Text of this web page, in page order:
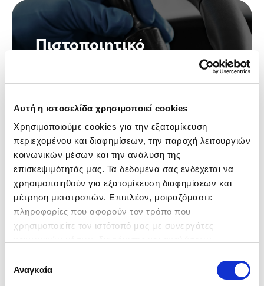
Αυτή η ιστοσελίδα χρησιμοποιεί cookies
Χρησιμοποιούμε cookies για την εξατομίκευση
περιεχομένου και διαφημίσεων, την παροχή λειτουργιών
κοινωνικών μέσων και την ανάλυση της
επισκεψιμότητάς μας. Τα δεδομένα σας ενδέχεται να
χρησιμοποιηθούν για εξατομίκευση διαφημίσεων και
μέτρηση μετατροπών. Επιπλέον, μοιραζόμαστε
πληροφορίες που αφορούν τον τρόπο που
χρησιμοποιείτε τον ιστότοπό μας με συνεργάτες
Δεδομένων Google
), οι οποίοι ενδεχομένως να τις
συνδυάσουν με άλλες πληροφορίες που τους έχετε
συγκατάθεσης
Αναγκαία
Πιστοποιητικό
πραγματοποιηθεί οι ενδεδειγμένες
εργασίες απολύμανσης σύμφωνα με
τις οδηγίες των αρμόδιων φορέων.